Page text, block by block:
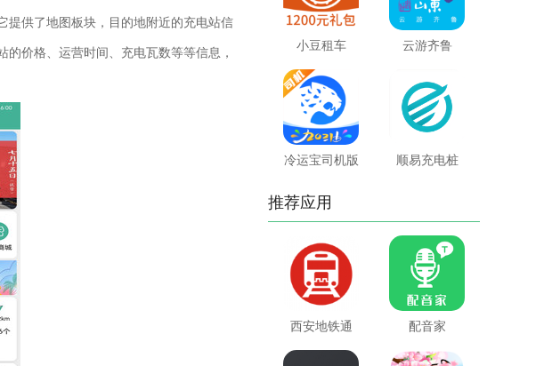
提供了地图板块，目的地附近的充电站信
价格、运营时间、充电瓦数等等信息， 小豆租车 云游齐鲁
冷运宝司机版 顺易充电桩
推荐应用
西安地铁通 配音家